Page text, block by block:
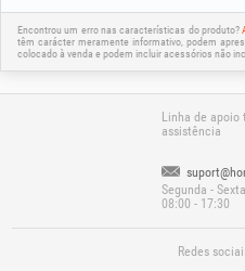
Encontrou um erro nas características do produto?
têm carácter meramente informativo, podem
colocado à venda e podem incluir acessórios não
Linha de apoio
assistência
Segunda - Sexta
08:00 - 17:30
Redes